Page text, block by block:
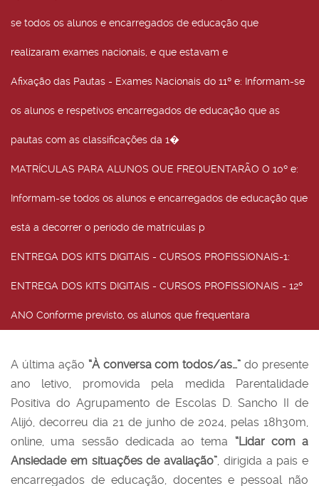
se todos os alunos e encarregados de educação que
realizaram exames nacionais, e que estavam e
Afixação das Pautas - Exames Nacionais do 11º e: Informam-se
os alunos e respetivos encarregados de educação que as
pautas com as classificações da 1�
MATRÍCULAS PARA ALUNOS QUE FREQUENTARÃO O 10º e:
Informam-se todos os alunos e encarregados de educação que
está a decorrer o período de matrículas p
ENTREGA DOS KITS DIGITAIS - CURSOS PROFISSIONAIS-1:
ENTREGA DOS KITS DIGITAIS - CURSOS PROFISSIONAIS - 12º
ANO Conforme previsto, os alunos que frequentara
A última ação “À conversa com todos/as…” do presente
ano letivo, promovida pela medida Parentalidade
Positiva do Agrupamento de Escolas D. Sancho II de
Alijó, decorreu dia 21 de junho de 2024, pelas 18h30m,
online, uma sessão dedicada ao tema “Lidar com a
Ansiedade em situações de avaliação”, dirigida a pais e
encarregados de educação, docentes e pessoal não